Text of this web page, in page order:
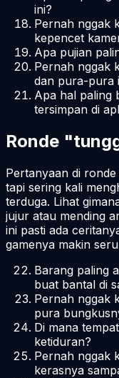
ini?
Pernah nggak
kepencet
Apa pujian
Pernah nggak
dan pura-pura
Apa hal paling
tersimpan di
Ronde
Pertanyaan di
tapi sering kali
terduga. Lihat
jujur atau mending
ini pasti ada
gamenya makin
Barang paling
buat bantal di
Pernah nggak
pura
Di mana
ketiduran?
Pernah nggak
kerasnya